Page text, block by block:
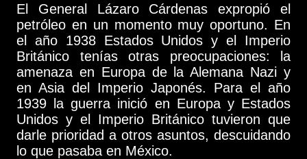
El General Lázaro Cárdenas expropió el
petróleo en un momento muy oportuno. En
el año 1938 Estados Unidos y el Imperio
Británico tenías otras preocupaciones: la
amenaza en Europa de la Alemana Nazi y
en Asia del Imperio Japonés. Para el año
1939 la guerra inició en Europa y Estados
Unidos y el Imperio Británico tuvieron que
darle prioridad a otros asuntos, descuidando
lo que pasaba en México.